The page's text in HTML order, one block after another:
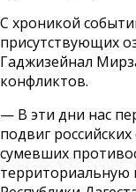
С хроникой
присутствующих
Гаджизейнал
конфликтов.
— В эти дни нас
подвиг
сумевших
территориальную